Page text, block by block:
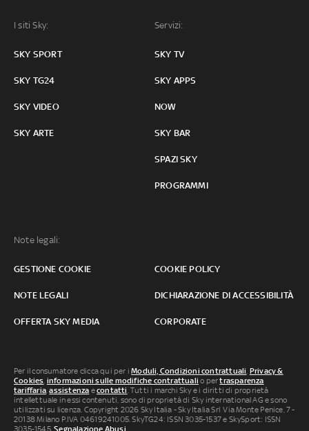
I siti Sky:
SKY SPORT
SKY TG24
SKY VIDEO
SKY ARTE
Servizi:
SKY TV
SKY APPS
NOW
SKY BAR
SPAZI SKY
PROGRAMMI
Note legali:
GESTIONE COOKIE COOKIE POLICY
NOTE LEGALI DICHIARAZIONE DI ACCESSIBILITÀ
OFFERTA SKY MEDIA CORPORATE
Per il consumatore clicca qui per iModuli, Condizioni contrattuali, Privacy &
Cookies, informazioni sulle modifiche contrattuali o pertrasparenza
tariffaria,assistenza econtatti. Tutti i marchi Sky e i diritti di proprietà
intellettuale in essi contenuti, sono di proprietà di Sky international AG e sono
utilizzati su licenza. Copyright 2026 Sky Italia - Sky Italia Srl Via Monte Penice, 7 -
20138 Milano P.IVA 04619241005. SkyTG24: ISSN 3035-1537 e SkySport: ISSN
3035-1545.Segnalazione Abusi